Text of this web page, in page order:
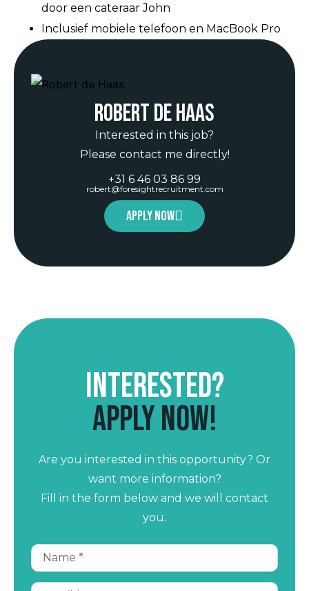
door een cateraar John
Inclusief mobiele telefoon en MacBook Pro
Robert de Haas
Interested in this job?
Please contact me directly!
+31 6 46 03 86 99
robert@foresightrecruitment.com
Apply now
Interested?
Apply now!
Are you interested in this opportunity? Or
want more information?
Fill in the form below and we will contact
you.